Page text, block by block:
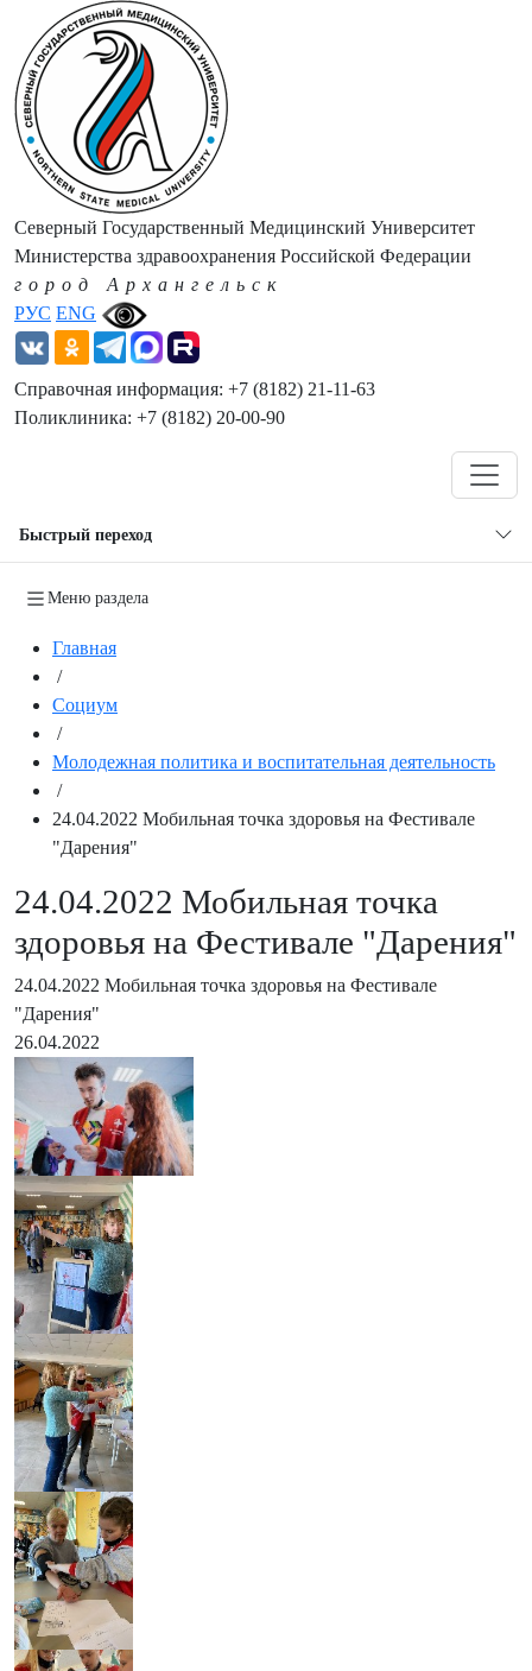
РУС ENG
Северный Государственный Медицинский Университет
Министерства здравоохранения Российской Федерации
город Архангельск
Справочная информация: +7 (8182) 21-11-63
Поликлиника: +7 (8182) 20-00-90
Быстрый переход
Меню раздела
Главная
/
Социум
/
Молодежная политика и воспитательная деятельность
/
24.04.2022 Мобильная точка здоровья на Фестивале
"Дарения"
24.04.2022 Мобильная точка
здоровья на Фестивале "Дарения"
24.04.2022 Мобильная точка здоровья на Фестивале
"Дарения"
26.04.2022